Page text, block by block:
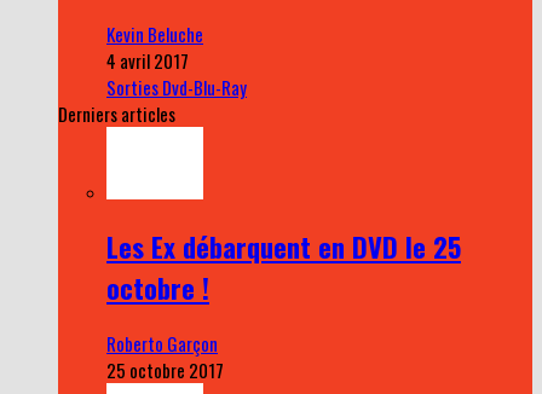
Kevin Beluche
4 avril 2017
Sorties Dvd-Blu-Ray
Derniers articles
Les Ex débarquent en DVD le 25
octobre !
Roberto Garçon
25 octobre 2017